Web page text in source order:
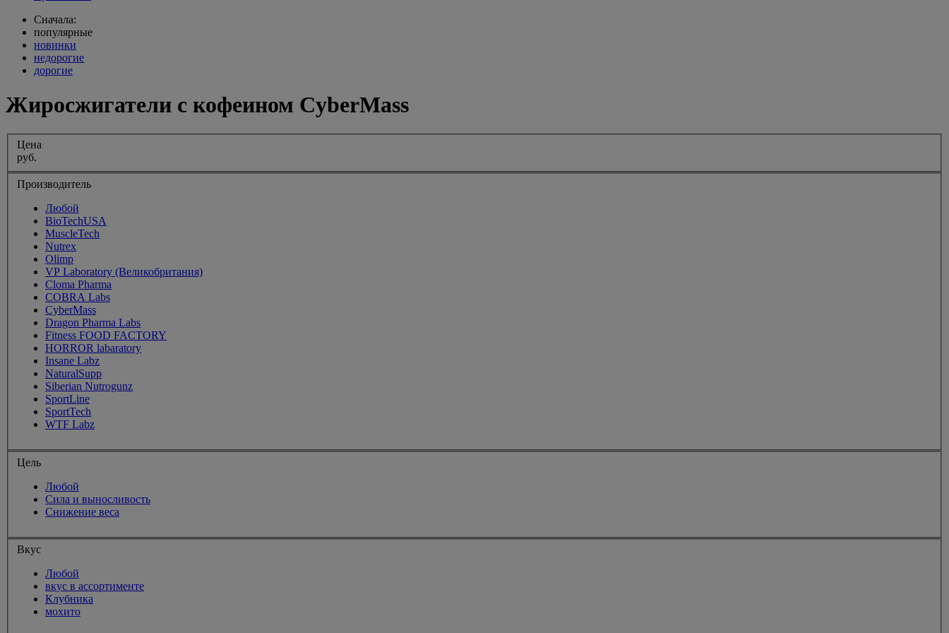
Сначала:
популярные
новинки
недорогие
дорогие
Жиросжигатели с кофеином CyberMass
Цена
руб.
Производитель
Любой
BioTechUSA
MuscleTech
Nutrex
Olimp
VP Laboratory (Великобритания)
Cloma Pharma
COBRA Labs
CyberMass
Dragon Pharma Labs
Fitness FOOD FACTORY
HORROR labaratory
Insane Labz
NaturalSupp
Siberian Nutrogunz
SportLine
SportTech
WTF Labz
Цель
Любой
Сила и выносливость
Снижение веса
Вкус
Любой
вкус в ассортименте
Клубника
мохито